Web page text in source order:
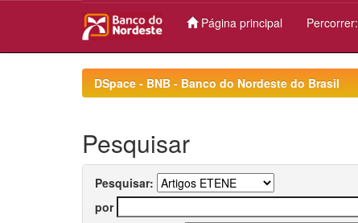
Página principal Percorrer:
DSpace - BNB - Banco do Nordeste do Brasil
Pesquisar
Pesquisar:
por